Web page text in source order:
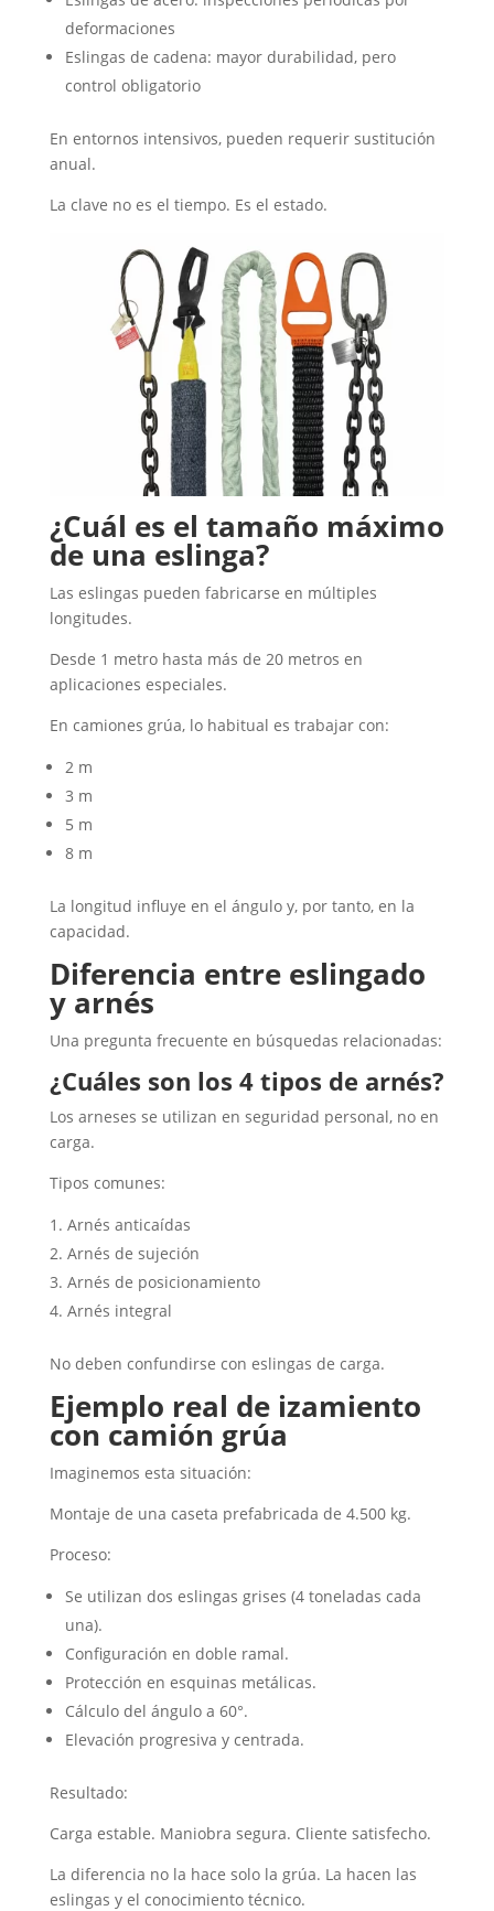
deformaciones
Eslingas de cadena: mayor durabilidad, pero
control obligatorio
En entornos intensivos, pueden requerir sustitución
anual.
La clave no es el tiempo. Es el estado.
¿Cuál es el tamaño máximo
de una eslinga?
Las eslingas pueden fabricarse en múltiples
longitudes.
Desde 1 metro hasta más de 20 metros en
aplicaciones especiales.
En camiones grúa, lo habitual es trabajar con:
2 m
3 m
5 m
8 m
La longitud influye en el ángulo y, por tanto, en la
capacidad.
Diferencia entre eslingado
y arnés
Una pregunta frecuente en búsquedas relacionadas:
¿Cuáles son los 4 tipos de arnés?
Los arneses se utilizan en seguridad personal, no en
carga.
Tipos comunes:
Arnés anticaídas
Arnés de sujeción
Arnés de posicionamiento
Arnés integral
No deben confundirse con eslingas de carga.
Ejemplo real de izamiento
con camión grúa
Imaginemos esta situación:
Montaje de una caseta prefabricada de 4.500 kg.
Proceso:
Se utilizan dos eslingas grises (4 toneladas cada
una).
Configuración en doble ramal.
Protección en esquinas metálicas.
Cálculo del ángulo a 60°.
Elevación progresiva y centrada.
Resultado:
Carga estable. Maniobra segura. Cliente satisfecho.
La diferencia no la hace solo la grúa. La hacen las
eslingas y el conocimiento técnico.